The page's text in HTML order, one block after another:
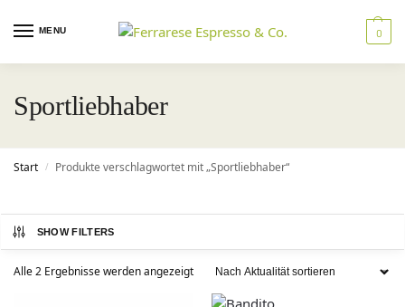
MENU 0
Sportliebhaber
Start / Produkte verschlagwortet mit „Sportliebhaber“
SHOW FILTERS
Alle 2 Ergebnisse werden angezeigt